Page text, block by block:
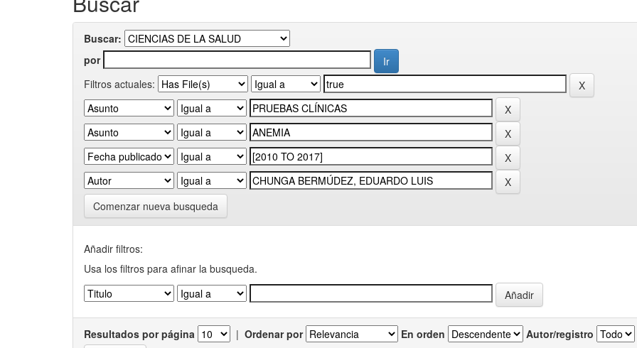
Buscar:
por
Filtros actuales:
Comenzar nueva busqueda
Añadir filtros:
Usa los filtros para afinar la busqueda.
Resultados por página | Ordenar por En orden Autor/registro